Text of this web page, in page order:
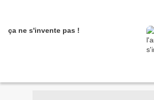
ça ne s'invente pas !